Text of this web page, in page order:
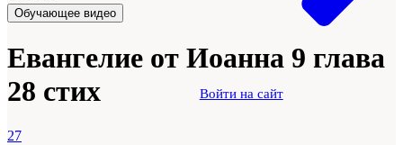
Войти на сайт
Обучающее видео
Евангелие от Иоанна 9 глава
28 стих
27